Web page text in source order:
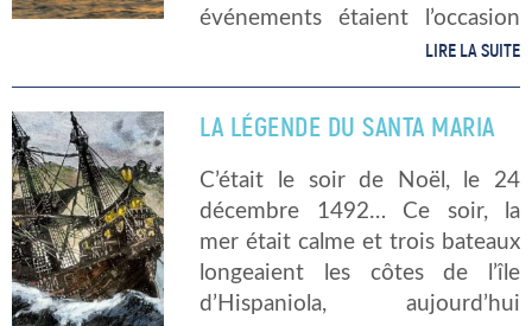
événements étaient l’occasion
de réunir de nombreux
celles et ceux qui avaient
contribué à la construction des
bâtiments […]
LIRE LA SUITE
LA LÉGENDE DU SANTA MARIA
C’était le soir de Noël, le 24
décembre 1492… Ce soir, la
mer était calme et trois bateaux
longeaient les côtes de l’île
d’Hispaniola, aujourd’hui